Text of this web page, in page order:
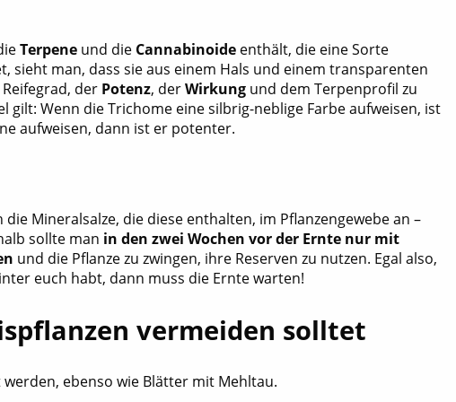
Terpene und die Cannabinoide enthält, die eine Sorte
man, dass sie aus einem Hals und einem transparenten
der Potenz, derWirkung und dem Terpenprofil zu
gilt: Wenn die Trichome eine silbrig-neblige Farbe aufweisen, ist
aufweisen, dann ist er potenter.
Mineralsalze, die diese enthalten, im Pflanzengewebe an –
sollte man in den zwei Wochen vor der Ernte nur mit
und die Pflanze zu zwingen, ihre Reserven zu nutzen. Egal also,
euch habt, dann muss die Ernte warten!
vermeiden solltet
ebenso wie Blätter mit Mehltau.